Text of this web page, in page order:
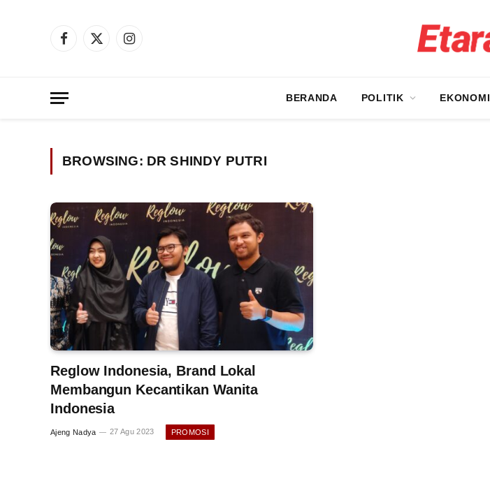
Facebook
X
Instagram
BERANDA POLITIK EKONOMI
BROWSING: DR SHINDY PUTRI
Reglow Indonesia, Brand Lokal
Membangun Kecantikan Wanita
Indonesia
Ajeng Nadya 27 Agu 2023 PROMOSI